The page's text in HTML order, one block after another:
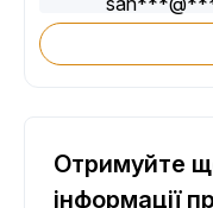
Отримуйте
інформації